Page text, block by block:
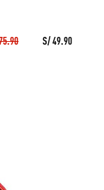
S/ 49.90